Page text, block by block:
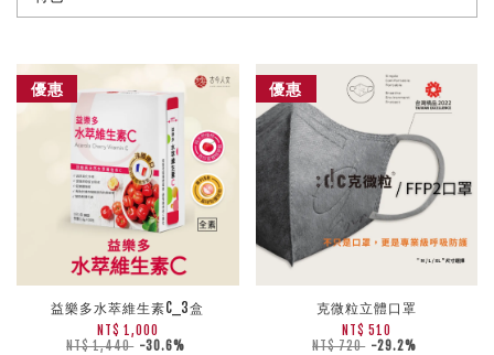
優惠
益樂多水萃維生素C_3盒
NT$ 1,000
NT$ 1,440 -30.6%
優惠
克微粒立體口罩
NT$ 510
NT$ 720 -29.2%